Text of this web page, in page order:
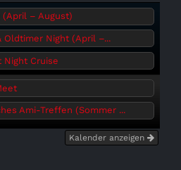
(April – August)
Oldtimer Night (April –...
Night Cruise
Ami-Treffen (Sommer ...
Kalender anzeigen